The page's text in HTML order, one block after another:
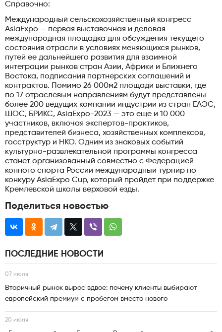
Справочно:
Международный сельскохозяйственный конгресс
AsiaExpo — первая выставочная и деловая
международная площадка для обсуждения текущего
состояния отрасли в условиях меняющихся рынков,
путей ее дальнейшего развития для взаимной
интеграции рынков стран Азии, Африки и Ближнего
Востока, подписания партнерских соглашений и
контрактов. Помимо 26 000м2 площади выставки, где
по 17 отраслевым направлениям будут представлены
более 200 ведущих компаний индустрии из стран ЕАЭС,
ШОС, БРИКС, AsiaExpo-2023 — это еще и 10 000
участников, включая экспертов-практиков,
представителей бизнеса, хозяйственных комплексов,
госструктур и НКО. Одним из знаковых событий
культурно-развлекательной программы конгресса
станет организованный совместно с Федерацией
конного спорта России международный турнир по
конкуру AsiaExpo Cup, который пройдет при поддержке
Кремлевской школы верховой езды.
Поделиться новостью
ПОСЛЕДНИЕ НОВОСТИ
07 июля
Вторичный рынок вырос вдвое: почему клиенты выбирают
европейский премиум с пробегом вместо нового
20 июня